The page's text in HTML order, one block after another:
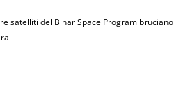
satelliti del Binar Space Program bruciano